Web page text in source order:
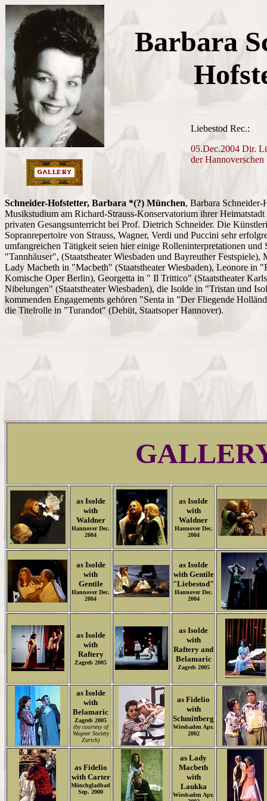
Barbara
Liebestod Rec.:
05.Dec.2004 Dir.
der
Schneider-Hofstetter, Barbara *(?) München, Barbara
Musikstudium am Richard-Strauss-Konservatorium ihrer
privaten Gesangsunterricht bei Prof. Dietrich Schneider. Die
Sopranrepertoire von Strauss, Wagner, Verdi und Puccini sehr
umfangreichen Tätigkeit seien hier einige Rolleninterpretationen und
"Tannhäuser", (Staatstheater Wiesbaden und Bayreuther
Lady Macbeth in "Macbeth" (Staatstheater Wiesbaden), Leonore in
Komische Oper Berlin), Georgetta in " Il Trittico" (Staatstheater
Nibelungen" (Staatstheater Wiesbaden), die Isolde in "Tristan und
kommenden Engagements gehören "Senta in "Der Fliegende
die Titelrolle in "Turandot" (Debüt, Staatsoper Hannover).
as Isolde
with
Waldner
Hannover Dec.
2004
as Isolde
with
Waldner
Hannover Dec.
2004
as Isolde
with
Gentile
Hannover Dec.
2004
as Isolde
with Gentile
"Liebestod"
Hannover Dec.
2004
as Isolde
with
Raftery
Zagreb 2005
as Isolde
with
Raftery and
Belamaric
Zagreb 2005
as Isolde
with
Belamaric
Zagreb 2005
(by courtesy of
Wagner Society
Zurich)
as Fidelio
with
Schmittberg
Wiesbaden Apr.
2002
as Fidelio
with Carter
Mönchgladbad
Sep. 2000
as Lady
Macbeth
with
Laukka
Wiesbaden Apr.